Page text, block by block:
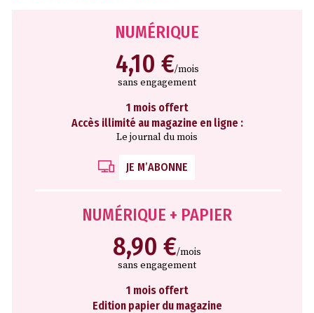
NUMÉRIQUE
4,10 €/mois
sans engagement
1 mois offert
Accès illimité au magazine en ligne :
Le journal du mois
JE M’ABONNE
NUMÉRIQUE + PAPIER
8,90 €/mois
sans engagement
1 mois offert
Edition papier du magazine